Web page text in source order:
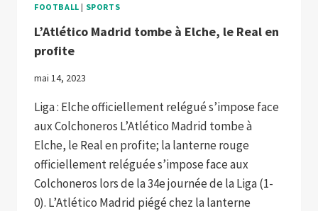
FOOTBALL | SPORTS
L’Atlético Madrid tombe à Elche, le Real en
profite
mai 14, 2023
Liga : Elche officiellement relégué s’impose face
aux Colchoneros L’Atlético Madrid tombe à
Elche, le Real en profite; la lanterne rouge
officiellement reléguée s’impose face aux
Colchoneros lors de la 34e journée de la Liga (1-
0). L’Atlético Madrid piégé chez la lanterne